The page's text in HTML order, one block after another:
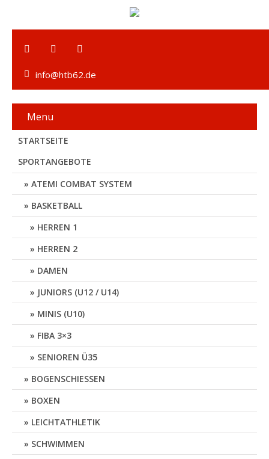
info@htb62.de
Menu
STARTSEITE
SPORTANGEBOTE
ATEMI COMBAT SYSTEM
BASKETBALL
HERREN 1
HERREN 2
DAMEN
JUNIORS (U12 / U14)
MINIS (U10)
FIBA 3×3
SENIOREN Ü35
BOGENSCHIESSEN
BOXEN
LEICHTATHLETIK
SCHWIMMEN